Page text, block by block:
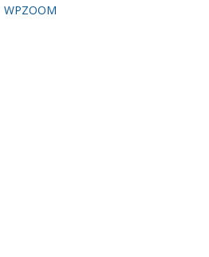
WPZOOM